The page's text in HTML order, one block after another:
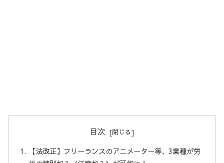
目次
【法改正】フリーランスのアニメーター等、3業種が労